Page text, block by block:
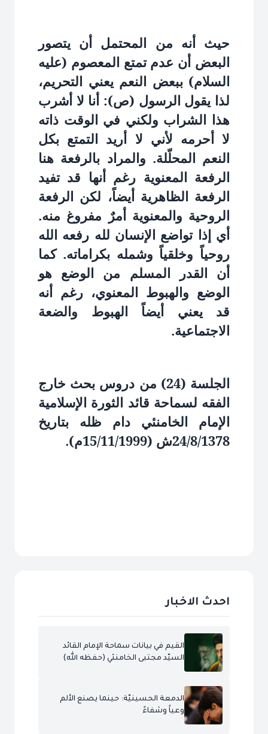
حيث أنه من المحتمل أن يتصور
البعض أن عدم تمتع المعصوم (عليه
السلام) ببعض النعم يعني التحريم،
لذا يقول الرسول (ص): أنا لا أشرب
هذا الشراب ولكني في الوقت ذاته
لا أحرمه لأني لا أريد التمتع بكل
النعم المحلّلة. والمراد بالرفعة هنا
الرفعة المعنوية رغم أنها قد تفيد
الرفعة الظاهرية أيضاً، لكن الرفعة
الروحية والمعنوية أمرٌ مفروغ منه.
أي إذا تواضع الإنسان لله رفعه الله
روحياً وخلقياً وشمله بكراماته. كما
أن القدر المسلم من الوضع هو
الوضع والهبوط المعنوي، رغم أنه
قد يعني أيضاً الهبوط والضعة
الاجتماعية.
الجلسة (24) من دروس بحث خارج
الفقه لسماحة قائد الثورة الإسلامية
الإمام الخامنئي دام ظله بتاريخ
24/8/1378ش (15/11/1999م).
احدث الاخبار
القيم في بيانات سماحة الإمام القائد
السيّد مجتبى الخامنئي (حفظه الله)
الدمعة الحسينيّة: حينما يصنع الألم
وعياً وشفاءً